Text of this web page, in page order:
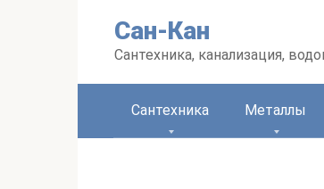
Сан-Кан
Сантехника, канализация,
Сантехника Металлы